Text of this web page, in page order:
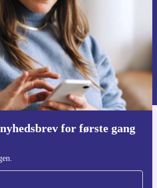
for første gang
om kupon
vores brug af personlig data i vores
refurbed appen